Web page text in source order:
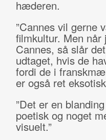
hæderen.
”Cannes vil gerne
filmkultur. Men
Cannes, så slår
udtaget, hvis de
fordi de i
er også ret
”Det er en
poetisk og noget
visuelt.”